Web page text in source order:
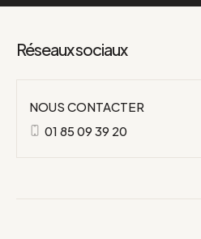
Réseaux sociaux
NOUS CONTACTER
01 85 09 39 20